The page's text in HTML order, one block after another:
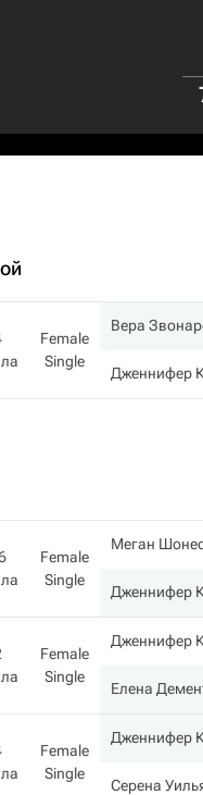
Female
Single
Вера
Дженнифер
Female
Single
Меган
Дженнифер
Female
Single
Дженнифер
Елена
Female
Single
Дженнифер
Серена